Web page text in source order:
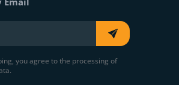
you agree to the processing of